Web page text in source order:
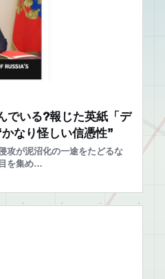
でいる?報じた英紙「デ
なり怪しい信憑性”
攻が泥沼化の一途をたどるな
を集め…